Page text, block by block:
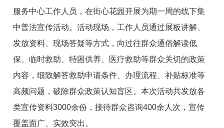
服务中心工作人员，在街心花园开展为期一周的线下集
中普法宣传活动。活动现场，工作人员通过展板讲解、
发放资料、现场答疑等方式，向过往群众通俗解读低
保、临时救助、特困供养、医疗救助等群众关切的政策
内容，细致解答救助申请条件、办理流程、补贴标准等
高频问题，破除群众政策认知盲区。本次活动共发放各
类宣传资料3000余份，接待群众咨询400余人次，宣传
覆盖面广、实效突出。